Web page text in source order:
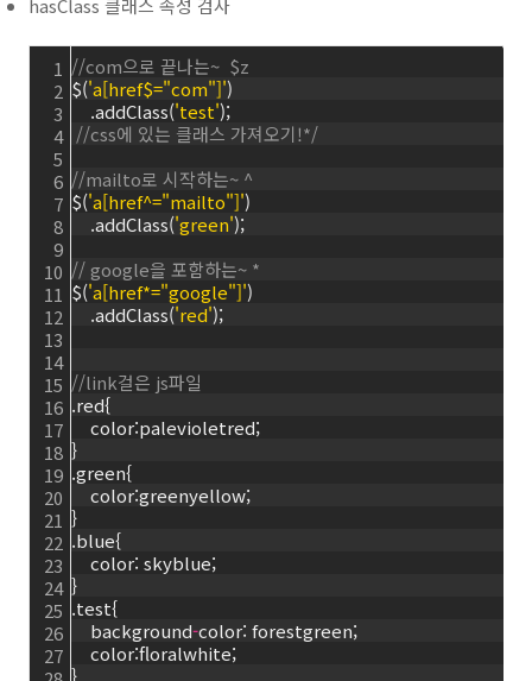
hasClass 클래스 속성 검사
1
2
3
4
5
6
7
8
9
10
11
12
13
14
15
16
17
18
19
20
21
22
23
24
25
26
27
//com으로 끝나는~  $z
$('a[href$="com"]')
.addClass('test');
//css에 있는 클래스 가져오기!*/
//mailto로 시작하는~ ^
$('a[href^="mailto"]')
.addClass('green');
// google을 포함하는~ *
$('a[href*="google"]')
.addClass('red');
//link걸은 js파일
.red{
color:palevioletred;
}
.green{
color:greenyellow;
}
.blue{
color: skyblue;
}
.test{
background-color: forestgreen;
color:floralwhite;
}